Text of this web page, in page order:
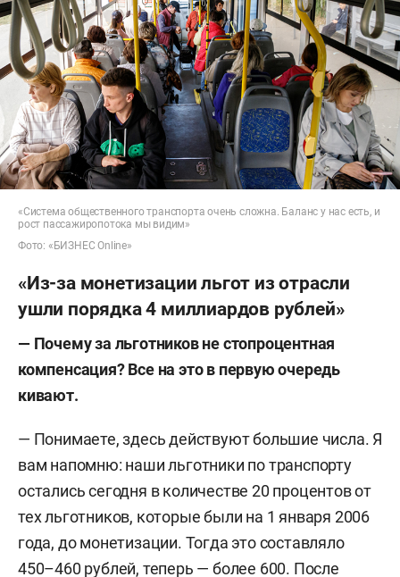
«Система общественного транспорта очень сложна. Баланс у нас есть, и
рост пассажиропотока мы видим»
Фото: «БИЗНЕС Online»
«Из-за монетизации льгот из отрасли
ушли порядка 4 миллиардов рублей»
— Почему за льготников не стопроцентная
компенсация? Все на это в первую очередь
кивают.
— Понимаете, здесь действуют большие числа. Я
вам напомню: наши льготники по транспорту
остались сегодня в количестве 20 процентов от
тех льготников, которые были на 1 января 2006
года, до монетизации. Тогда это составляло
450–460 рублей, теперь — более 600. После